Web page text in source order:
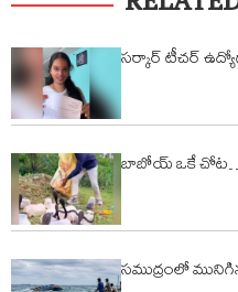
సర్కార్ టీచర్
బాబోయ్ ఒకే
సముద్రంలో